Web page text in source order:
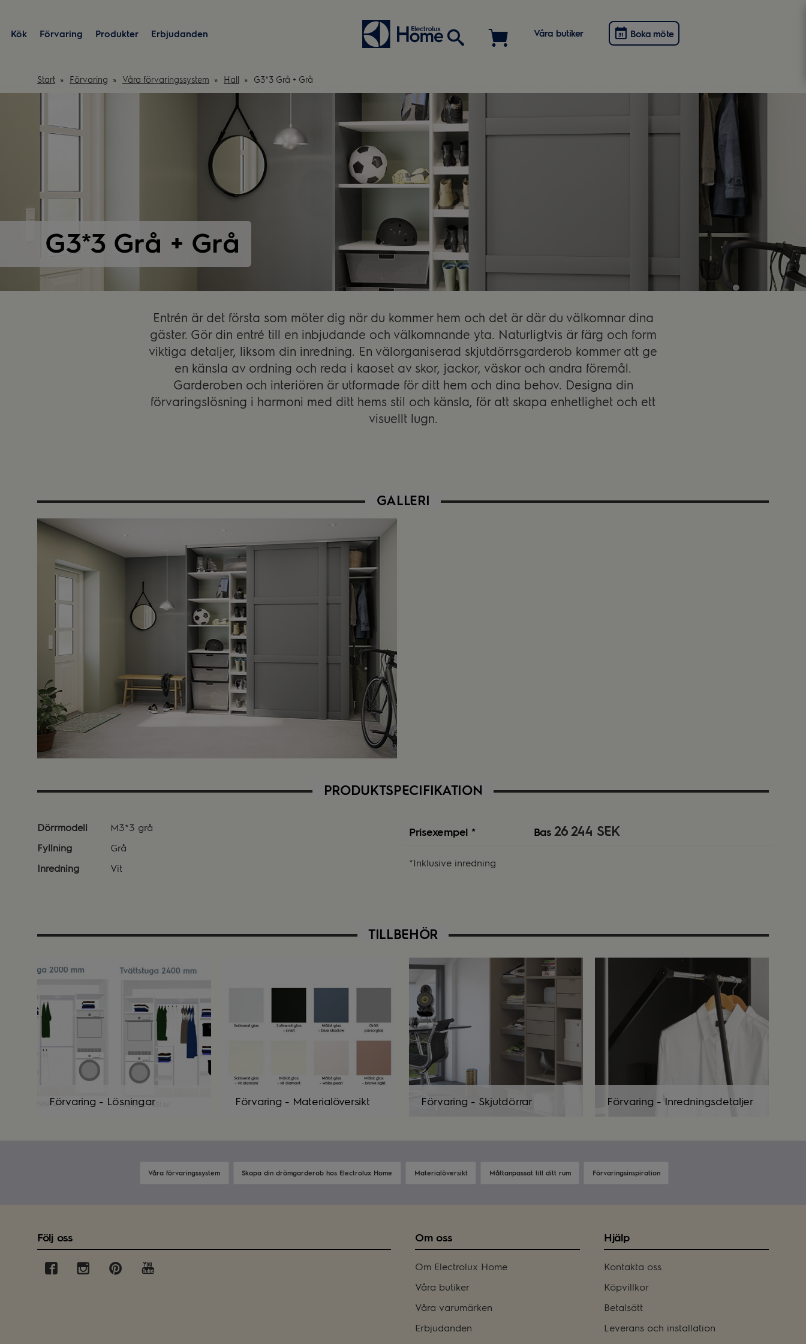
Kök Förvaring Produkter Erbjudanden Våra butiker Boka möte
Start Förvaring Våra förvaringssystem Hall G3*3 Grå + Grå
G3*3 Grå + Grå
Entrén är det första som möter dig när du kommer hem och det är där du välkomnar dina
gäster. Gör din entré till en inbjudande och välkomnande yta. Naturligtvis är färg och form
viktiga detaljer, liksom din inredning. En välorganiserad skjutdörrsgarderob kommer att ge
en känsla av ordning och reda i kaoset av skor, jackor, väskor och andra föremål.
Garderoben och interiören är utformade för ditt hem och dina behov. Designa din
förvaringslösning i harmoni med ditt hems stil och känsla, för att skapa enhetlighet och ett
visuellt lugn.
GALLERI
PRODUKTSPECIFIKATION
Dörrmodell
M3*3 grå
Fyllning
Grå
Inredning
Vit
Prisexempel * Bas 26 244 SEK
*Inklusive inredning
TILLBEHÖR
Förvaring - Lösningar Förvaring - Materialöversikt Förvaring - Skjutdörrar Förvaring - Inredningsdetaljer
Våra förvaringssystem Skapa din drömgarderob hos Electrolux Home Materialöversikt Måttanpassat till ditt rum Förvaringsinspiration
Följ oss Om oss
Om Electrolux Home
Våra butiker
Våra varumärken
Erbjudanden
Hjälp
Kontakta oss
Köpvillkor
Betalsätt
Leverans och installation